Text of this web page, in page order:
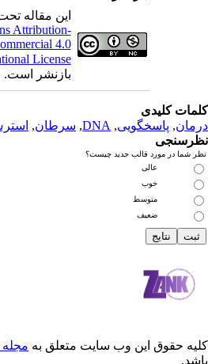
این مقاله تحت شرایط
Commons Attribution-
NonCommercial 4.0
International License
بازنشر است.
,
DNA
,سرطان, استرس,
قالب جدید چیست؟
عالی
خوب
متوسط
ضعیف
این وب سایت متعلق به مجله علوم